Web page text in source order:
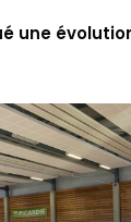
une